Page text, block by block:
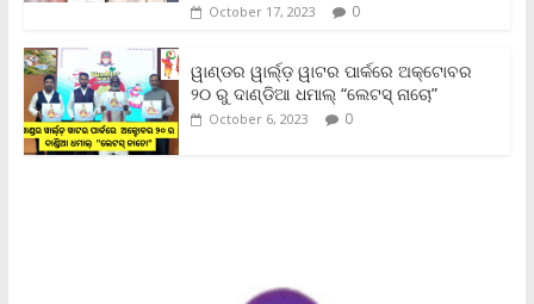
October 17, 2023 0
ୱାଣ୍ଡର ୱାର୍ଲ୍‌ଡ଼ ୱାଟର ପାର୍କରେ ଅକ୍ଟୋବର
୨୦ ରୁ ଦାଣ୍ଡିଆ ଧମାଲ୍ “ଲେଟସ୍ ନାଚୋ”
October 6, 2023 0